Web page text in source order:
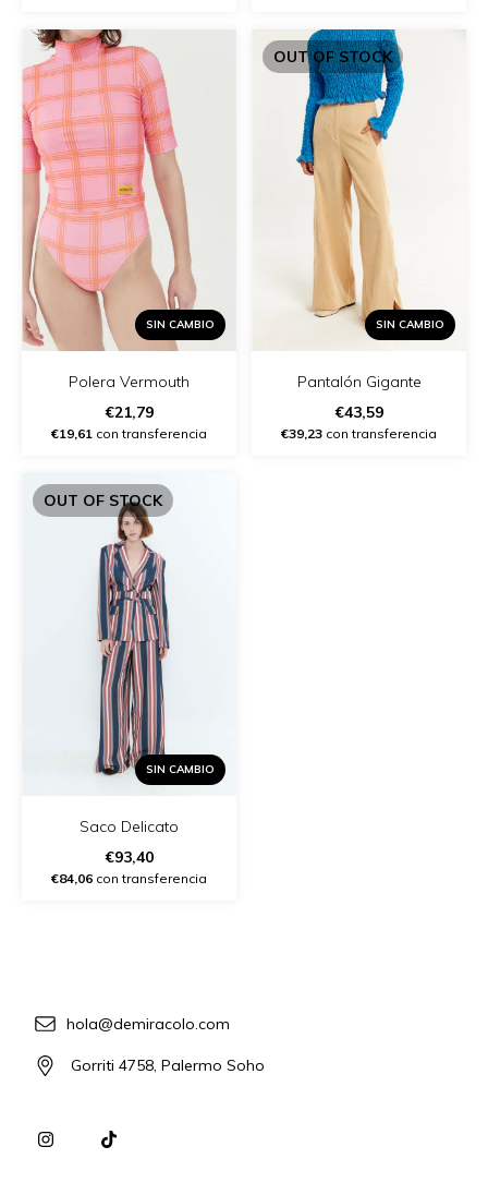
SIN CAMBIO
Polera Vermouth
€21,79
€19,61 con transferencia
OUT OF STOCK
SIN CAMBIO
Pantalón Gigante
€43,59
€39,23 con transferencia
OUT OF STOCK
SIN CAMBIO
Saco Delicato
€93,40
€84,06 con transferencia
hola@demiracolo.com
Gorriti 4758, Palermo Soho